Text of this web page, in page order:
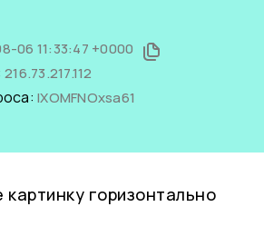
06 11:33:47 +0000
216.73.217.112
lXOMFNOxsa61
картинку горизонтально